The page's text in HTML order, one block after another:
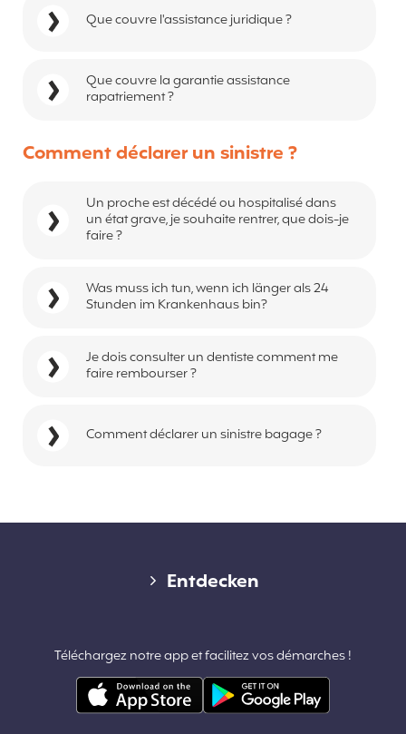
Que couvre l'assistance juridique ?
Que couvre la garantie assistance
rapatriement ?
Comment déclarer un sinistre ?
Un proche est décédé ou hospitalisé dans
un état grave, je souhaite rentrer, que dois-je
faire ?
Was muss ich tun, wenn ich länger als 24
Stunden im Krankenhaus bin?
Je dois consulter un dentiste comment me
faire rembourser ?
Comment déclarer un sinistre bagage ?
Entdecken
Pro-Bereich & Partnerschaften
Téléchargez notre app et facilitez vos démarches !